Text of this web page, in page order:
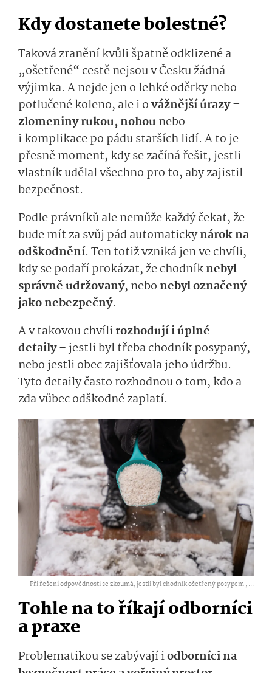
Kdy dostanete bolestné?
Taková zranění kvůli špatně odklizené a
„ošetřené“ cestě nejsou v Česku žádná
výjimka. A nejde jen o lehké oděrky nebo
potlučené koleno, ale i ovážnější úrazy –
zlomeniny rukou, nohou nebo
i komplikace po pádu starších lidí. A to je
přesně moment, kdy se začíná řešit, jestli
vlastník udělal všechno pro to, aby zajistil
bezpečnost.
Podle právníků ale nemůže každý čekat, že
bude mít za svůj pád automatickynárok na
odškodnění. Ten totiž vzniká jen ve chvíli,
kdy se podaří prokázat, že chodníknebyl
správně udržovaný, nebo nebyl označený
jako nebezpečný.
A v takovou chvílirozhodují i úplné
detaily– jestli byl třeba chodník posypaný,
nebo jestli obec zajišťovala jeho údržbu.
Tyto detaily často rozhodnou o tom, kdo a
zda vůbec odškodné zaplatí.
Při řešení odpovědnosti se zkoumá, jestli byl chodník ošetřený posypem ,...
Tohle na to říkají odborníci
a praxe
Problematikou se zabývají iodborníci na